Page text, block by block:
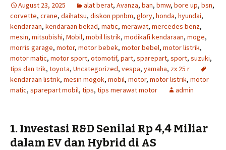
August 23, 2025 alat berat, Avanza, ban, bmw, bore up, bsn,
corvette, crane, daihatsu, diskon ppnbm, glory, honda, hyundai,
kendaraan, kendaraan bekad, matic, merawat, mercedes benz,
mesin, mitsubishi, Mobil, mobil listrik, modikafi kendaraan, moge,
morris garage, motor, motor bebek, motor bebel, motor listrik,
motor matic, motor sport, otomotif, part, sparepart, sport, suzuki,
tips dan trik, toyota, Uncategorized, vespa, yamaha, zx 25 r
kendaraan listrik, mesin mogok, mobil, motor, motor listrik, motor
matic, sparepart mobil, tips, tips merawat motor admin
1. Investasi R&D Senilai Rp 4,4 Miliar
dalam EV dan Hybrid di AS